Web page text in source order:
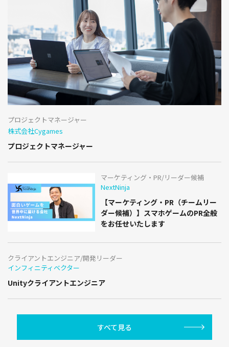
プロジェクトマネージャー
株式会社Cygames
プロジェクトマネージャー
マーケティング・PR/リーダー候補
NextNinja
【マーケティング・PR（チームリー
ダー候補）】スマホゲームのPR全般
をお任せいたします
クライアントエンジニア/開発リーダー
インフィニティベクター
Unityクライアントエンジニア
すべて見る